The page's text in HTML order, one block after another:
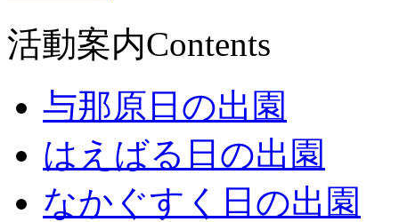
活動案内Contents
与那原日の出園
はえばる日の出園
なかぐすく日の出園